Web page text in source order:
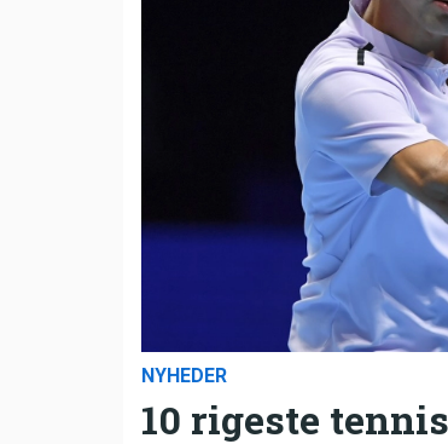
NYHEDER
10 rigeste